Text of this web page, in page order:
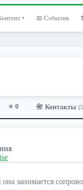
▾ 📅 События
⭐ 0 📇 Контакты
занимается